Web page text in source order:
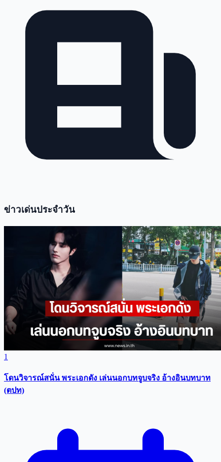
ข่าวเด่นประจำวัน
1
โดนวิจารณ์สนั่น พระเอกดัง เล่นนอกบทจูบจริง อ้างอินบทบาท
(ตปท)